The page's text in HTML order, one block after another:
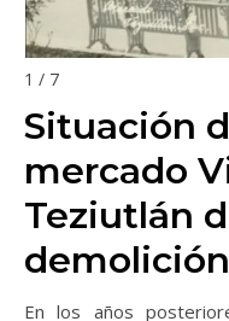
1 / 7
Situación
mercado
Teziutlán
demolición
En los años